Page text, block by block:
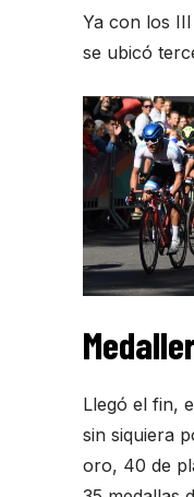
Ya con los
se ubicó
Llegó el fin,
sin siquiera
oro, 40 de